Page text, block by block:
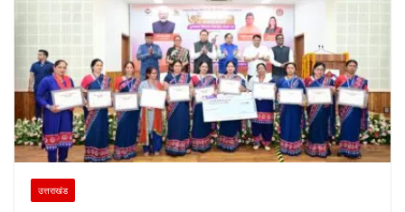
उत्तराखंड